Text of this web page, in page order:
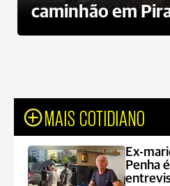
caminhão em
MAIS COTIDIANO
Ex-
Penha